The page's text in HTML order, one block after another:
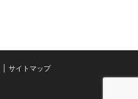
サイトマップ